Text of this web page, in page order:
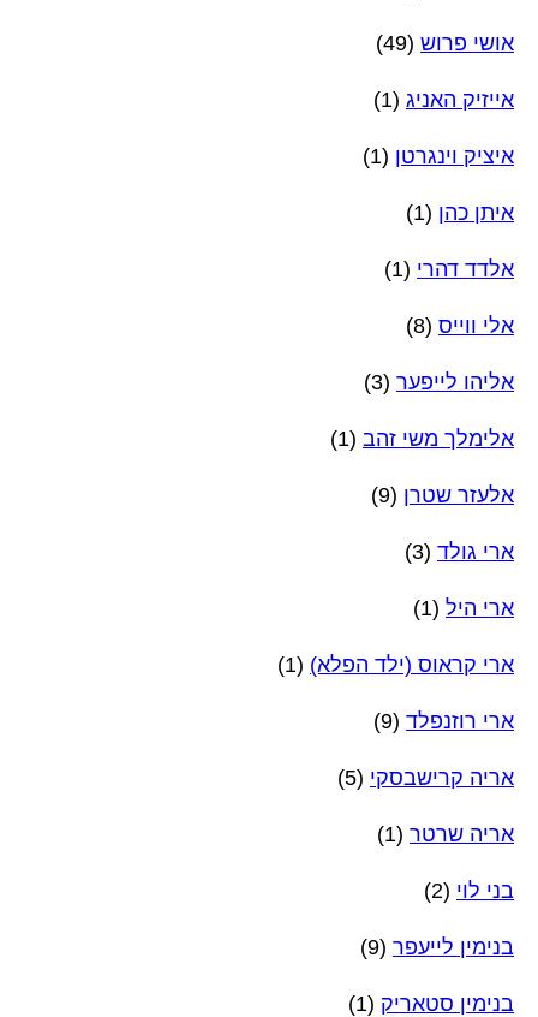
אושי פרוש (49)
אייזיק האניג (1)
איציק וינגרטן (1)
איתן כהן (1)
אלדד דהרי (1)
אלי ווייס (8)
אליהו לייפער (3)
אלימלך משי זהב (1)
אלעזר שטרן (9)
ארי גולד (3)
ארי היל (1)
ארי קראוס (ילד הפלא) (1)
ארי רוזנפלד (9)
אריה קרישבסקי (5)
אריה שרטר (1)
בני לוי (2)
בנימין לייעפר (9)
בנימין סטאריק (1)